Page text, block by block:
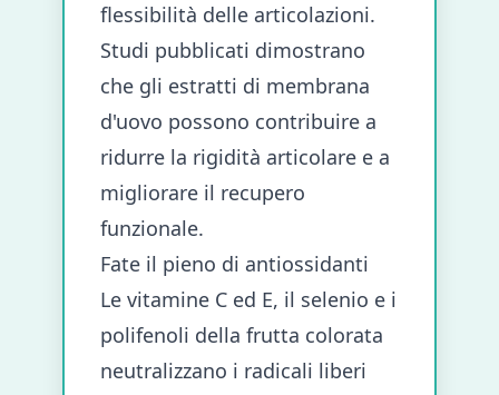
flessibilità delle articolazioni.
Studi pubblicati dimostrano
che gli estratti di membrana
d'uovo possono contribuire a
ridurre la rigidità articolare e a
migliorare il recupero
funzionale.
Fate il pieno di antiossidanti
Le vitamine C ed E, il selenio e i
polifenoli della frutta colorata
neutralizzano i radicali liberi